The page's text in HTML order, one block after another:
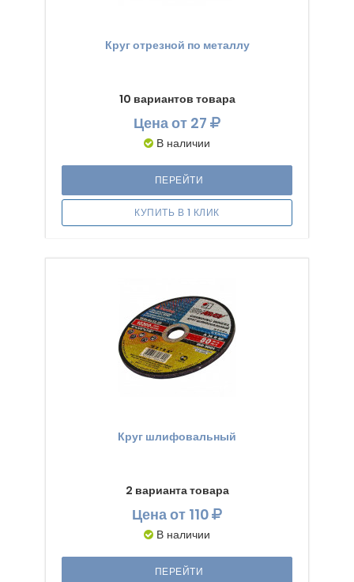
Круг отрезной по металлу
10 вариантов товара
Ценаот 27
В наличии
ПЕРЕЙТИ
КУПИТЬ В 1 КЛИК
Круг шлифовальный
2 варианта товара
Ценаот 110
В наличии
ПЕРЕЙТИ